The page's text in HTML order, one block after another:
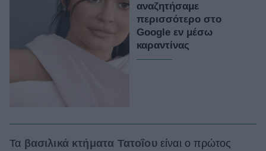
αναζητήσαμε
περισσότερο στο
Google εν μέσω
καραντίνας
Τα βασιλικά κτήματα Τατοΐου είναι ο πρώτος